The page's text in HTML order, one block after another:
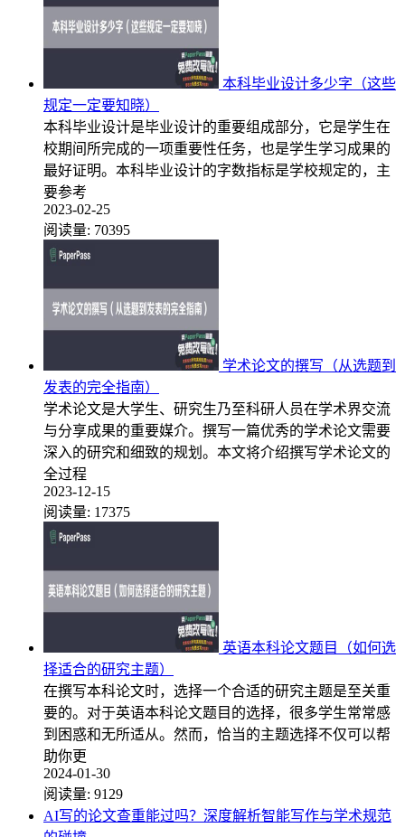
本科毕业设计多少字（这些
规定一定要知晓）
本科毕业设计是毕业设计的重要组成部分，它是学生在
校期间所完成的一项重要性任务，也是学生学习成果的
最好证明。本科毕业设计的字数指标是学校规定的，主
要参考
2023-02-25
阅读量: 70395
学术论文的撰写（从选题到
发表的完全指南）
学术论文是大学生、研究生乃至科研人员在学术界交流
与分享成果的重要媒介。撰写一篇优秀的学术论文需要
深入的研究和细致的规划。本文将介绍撰写学术论文的
全过程
2023-12-15
阅读量: 17375
英语本科论文题目（如何选
择适合的研究主题）
在撰写本科论文时，选择一个合适的研究主题是至关重
要的。对于英语本科论文题目的选择，很多学生常常感
到困惑和无所适从。然而，恰当的主题选择不仅可以帮
助你更
2024-01-30
阅读量: 9129
AI写的论文查重能过吗？深度解析智能写作与学术规范